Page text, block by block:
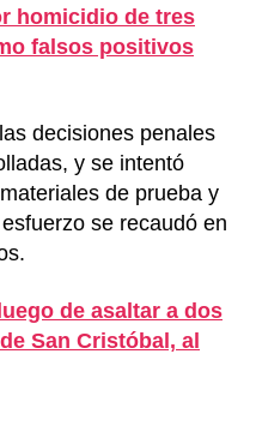
homicidio de tres
falsos positivos
decisiones penales
y se intentó
de prueba y
se recaudó en
de asaltar a dos
San Cristóbal, al